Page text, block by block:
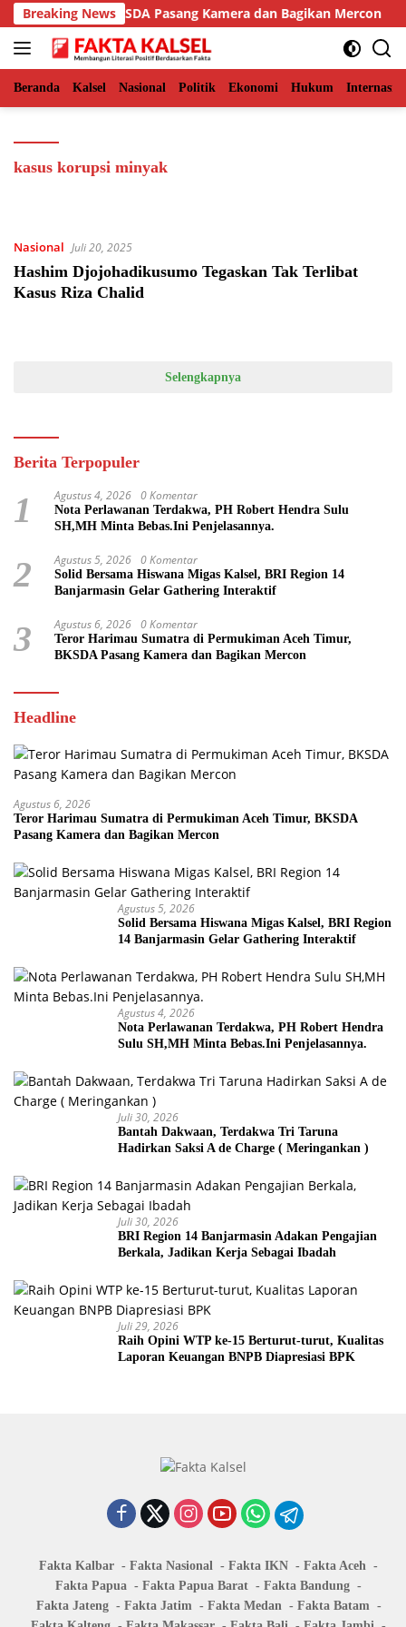
Langsung
ke
konten
Breaking News
Aceh Timur, BKSDA Pasang Kamera dan Bagikan Mercon
Beranda Kalsel Nasional Politik Ekonomi Hukum
kasus korupsi minyak
Nasional Juli 20, 2025
Hashim Djojohadikusumo Tegaskan Tak Terlibat
Kasus Riza Chalid
Selengkapnya
Berita Terpopuler
1 Agustus 4, 2026 0 Komentar
Nota Perlawanan Terdakwa, PH Robert Hendra Sulu
SH,MH Minta Bebas.Ini Penjelasannya.
2 Agustus 5, 2026 0 Komentar
Solid Bersama Hiswana Migas Kalsel, BRI Region 14
Banjarmasin Gelar Gathering Interaktif
3 Agustus 6, 2026 0 Komentar
Teror Harimau Sumatra di Permukiman Aceh Timur,
BKSDA Pasang Kamera dan Bagikan Mercon
Headline
Agustus 6, 2026
Teror Harimau Sumatra di Permukiman Aceh Timur, BKSDA
Pasang Kamera dan Bagikan Mercon
Agustus 5, 2026
Solid Bersama Hiswana Migas Kalsel, BRI Region
14 Banjarmasin Gelar Gathering Interaktif
Agustus 4, 2026
Nota Perlawanan Terdakwa, PH Robert Hendra
Sulu SH,MH Minta Bebas.Ini Penjelasannya.
Juli 30, 2026
Bantah Dakwaan, Terdakwa Tri Taruna
Hadirkan Saksi A de Charge ( Meringankan )
Juli 30, 2026
BRI Region 14 Banjarmasin Adakan Pengajian
Berkala, Jadikan Kerja Sebagai Ibadah
Juli 29, 2026
Raih Opini WTP ke-15 Berturut-turut, Kualitas
Laporan Keuangan BNPB Diapresiasi BPK
Fakta Kalbar Fakta Nasional Fakta IKN
Fakta Aceh
Fakta Papua
Fakta Papua Barat
Fakta Bandung
Fakta Jateng
Fakta Jatim Fakta Medan
Fakta Batam